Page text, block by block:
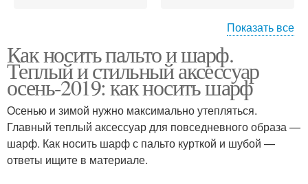
Заплетенный шарф
Показать все
Как носить пальто и шарф.
Теплый и стильный аксессуар
осень-2019: как носить шарф
Осенью и зимой нужно максимально утепляться.
Главный теплый аксессуар для повседневного образа —
шарф. Как носить шарф с пальто курткой и шубой —
ответы ищите в материале.